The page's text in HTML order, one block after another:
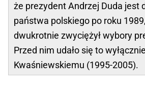
że prezydent Andrzej Duda jest
państwa polskiego po roku
dwukrotnie zwyciężył wybory
Przed nim udało się to
Kwaśniewskiemu (1995-2005).